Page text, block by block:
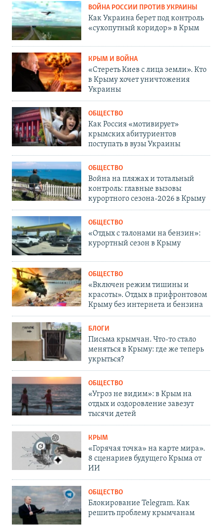
ВОЙНА РОССИИ ПРОТИВ УКРАИНЫ
Как Украина берет под контроль
«сухопутный коридор» в Крым
КРЫМ И ВОЙНА
«Стереть Киев с лица земли». Кто
в Крыму хочет уничтожения
Украины
ОБЩЕСТВО
Как Россия «мотивирует»
крымских абитуриентов
поступать в вузы Украины
ОБЩЕСТВО
Война на пляжах и тотальный
контроль: главные вызовы
курортного сезона-2026 в Крыму
ОБЩЕСТВО
«Отдых с талонами на бензин»:
курортный сезон в Крыму
ОБЩЕСТВО
«Включен режим тишины и
красоты». Отдых в прифронтовом
Крыму без интернета и бензина
БЛОГИ
Письма крымчан. Что-то стало
меняться в Крыму: где же теперь
укрыться?
ОБЩЕСТВО
«Угроз не видим»: в Крым на
отдых и оздоровление завезут
тысячи детей
КРЫМ
«Горячая точка» на карте мира».
8 сценариев будущего Крыма от
ИИ
ОБЩЕСТВО
Блокирование Telegram. Как
решить проблему крымчанам